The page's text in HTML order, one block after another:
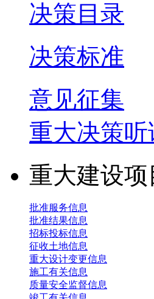
决策目录
决策标准
意见征集
重大决策听
重大建设
批准服务信息
批准结果信息
招标投标信息
征收土地信息
重大设计变更信息
施工有关信息
质量安全监督信息